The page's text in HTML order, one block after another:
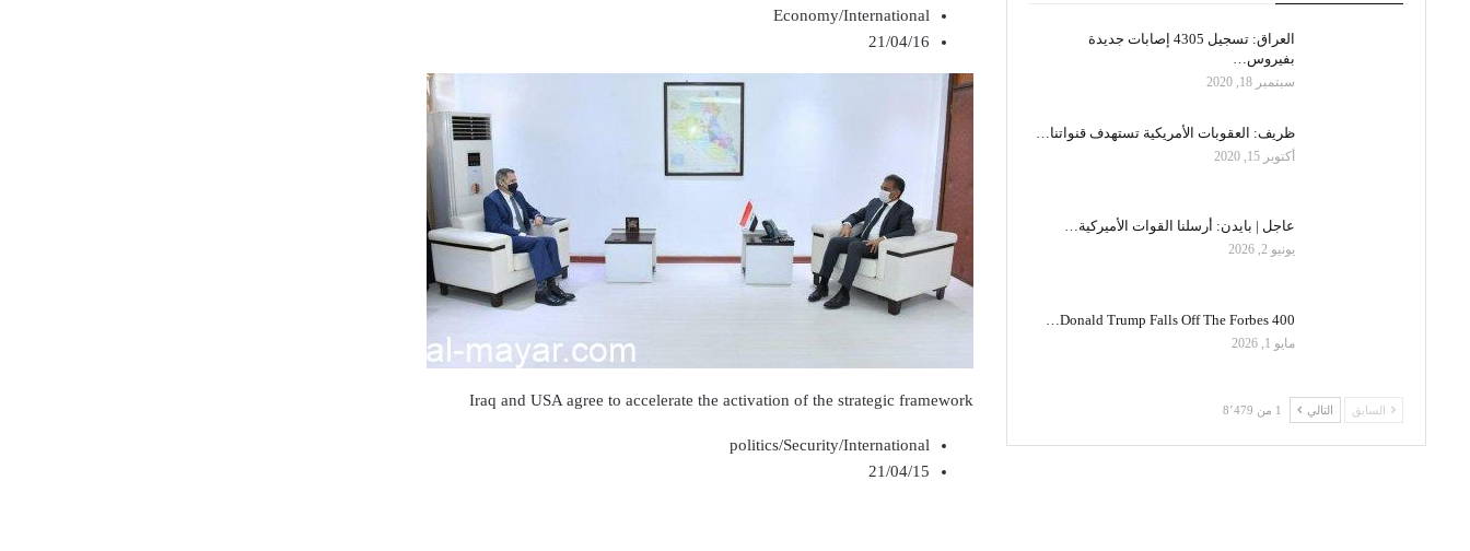
Economy/International
21/04/16
Iraq and USA agree to accelerate the activation of the strategic framework
politics/Security/International
21/04/15
العراق: تسجيل 4305 إصابات جديدة
بفيروس…
سبتمبر 18, 2020
ظريف: العقوبات الأمريكية تستهدف قنواتنا…
أكتوبر 15, 2020
عاجل | بايدن: أرسلنا القوات الأميركية…
يونيو 2, 2026
Donald Trump Falls Off The Forbes 400…
مايو 1, 2026
السابق التالي 1 من 8٬479